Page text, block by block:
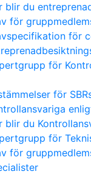
blir du
för
för
för
för
blir du
för
för